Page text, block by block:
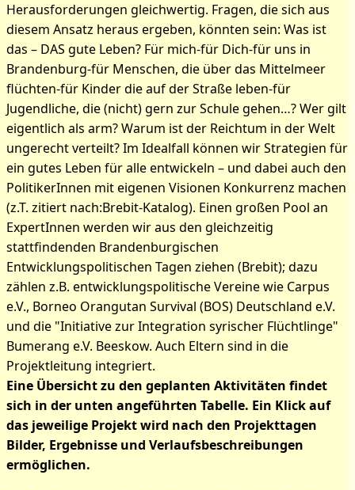
Herausforderungen gleichwertig. Fragen, die sich aus
diesem Ansatz heraus ergeben, könnten sein: Was ist
das – DAS gute Leben? Für mich-für Dich-für uns in
Brandenburg-für Menschen, die über das Mittelmeer
flüchten-für Kinder die auf der Straße leben-für
Jugendliche, die (nicht) gern zur Schule gehen…? Wer gilt
eigentlich als arm? Warum ist der Reichtum in der Welt
ungerecht verteilt? Im Idealfall können wir Strategien für
ein gutes Leben für alle entwickeln – und dabei auch den
PolitikerInnen mit eigenen Visionen Konkurrenz machen
(z.T. zitiert nach:Brebit-Katalog). Einen großen Pool an
ExpertInnen werden wir aus den gleichzeitig
stattfindenden Brandenburgischen
Entwicklungspolitischen Tagen ziehen (Brebit); dazu
zählen z.B. entwicklungspolitische Vereine wie Carpus
e.V., Borneo Orangutan Survival (BOS) Deutschland e.V.
und die "Initiative zur Integration syrischer Flüchtlinge"
Bumerang e.V. Beeskow. Auch Eltern sind in die
Projektleitung integriert.
Eine Übersicht zu den geplanten Aktivitäten findet
sich in der unten angeführten Tabelle. Ein Klick auf
das jeweilige Projekt wird nach den Projekttagen
Bilder, Ergebnisse und Verlaufsbeschreibungen
ermöglichen.